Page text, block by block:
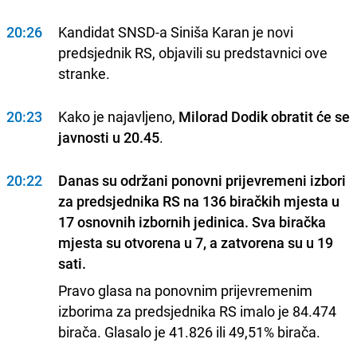
20:26
Kandidat SNSD-a Siniša Karan je novi
predsjednik RS, objavili su predstavnici ove
stranke.
20:23 Kako je najavljeno, Milorad Dodik obratit će se
javnosti u 20.45.
20:22
Danas su održani ponovni prijevremeni izbori
za predsjednika RS na 136 biračkih mjesta u
17 osnovnih izbornih jedinica. Sva biračka
mjesta su otvorena u 7, a zatvorena su u 19
sati.
Pravo glasa na ponovnim prijevremenim
izborima za predsjednika RS imalo je 84.474
birača. Glasalo je 41.826 ili 49,51% birača.